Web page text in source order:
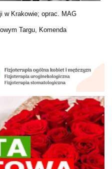
w Krakowie; oprac. MAG
Targu, Komenda